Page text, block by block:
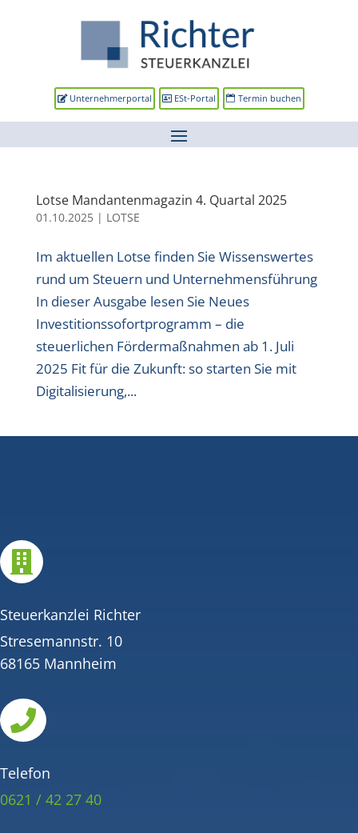
Unternehmerportal ESt-Portal Termin buchen
Lotse Mandantenmagazin 4. Quartal 2025
01.10.2025| LOTSE
Im aktuellen Lotse finden Sie Wissenswertes
rund um Steuern und Unternehmensführung
In dieser Ausgabe lesen Sie Neues
Investitionssofortprogramm – die
steuerlichen Fördermaßnahmen ab 1. Juli
2025 Fit für die Zukunft: so starten Sie mit
Digitalisierung,...

Steuerkanzlei Richter
Stresemannstr. 10
68165 Mannheim

Telefon
0621 / 42 27 40